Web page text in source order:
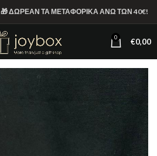
🎁 ΔΩΡΕΑΝ ΤΑ ΜΕΤΑΦΟΡΙΚΑ ΑΝΩ ΤΩΝ 40€!
0 €0,00